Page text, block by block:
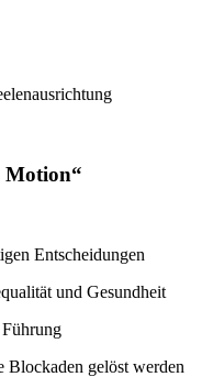
Motion“
Entscheidungen
und Gesundheit
Blockaden gelöst werden